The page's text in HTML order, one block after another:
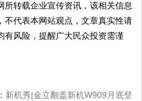
所转载企业宣传资讯，该相关信息
不代表本网站观点，文章真实性请
有风险，提醒广大民众投资需谨
新机秀|金立翻盖新机W909月底登